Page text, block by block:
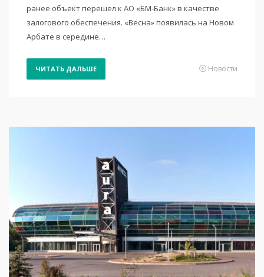
ранее объект перешел к АО «БМ-Банк» в качестве
залогового обеспечения. «Весна» появилась на Новом
Арбате в середине…
ЧИТАТЬ ДАЛЬШЕ Новости